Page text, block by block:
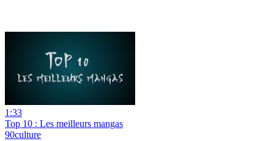
1:33
Top 10 : Les meilleurs mangas
90culture